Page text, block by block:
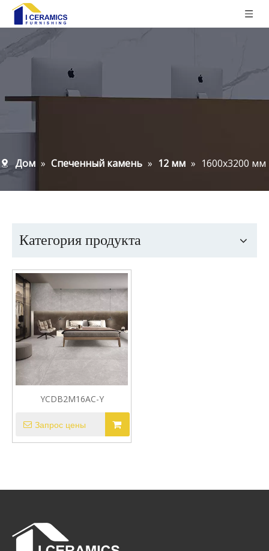
Дом » Спеченный камень » 12 мм » 1600x3200 мм
Категория продукта
YCDB2M16AC-Y
Запрос цены